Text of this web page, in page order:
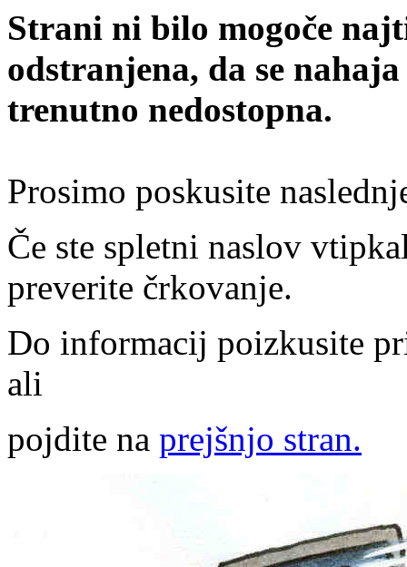
Strani ni bilo mogoče
odstranjena, da se
trenutno nedostopna.
Prosimo poskusite
Če ste spletni naslov
preverite črkovanje.
Do informacij poizkusite
ali
pojdite na prejšnjo stran.